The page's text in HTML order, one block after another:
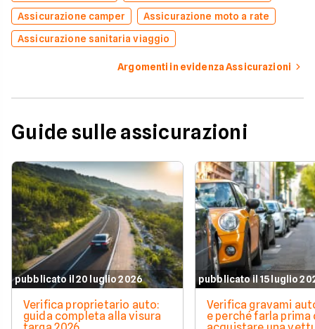
Assicurazione camper
Assicurazione moto a rate
Assicurazione sanitaria viaggio
Argomenti in evidenza Assicurazioni
Guide sulle assicurazioni
pubblicato il 20 luglio 2026
Verifica proprietario auto:
guida completa alla visura
pubblicato il 15 luglio
Verifica gravami
e perché farla prima